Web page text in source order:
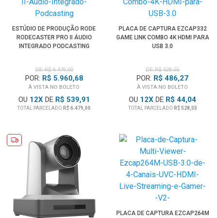
ESTÚDIO DE PRODUÇÃO RODE
RODECASTER PRO II ÁUDIO
INTEGRADO PODCASTING
DE: R$ 6.479,00
POR: R$ 5.960,68
À VISTA NO BOLETO
OU 12XDE R$ 539,91
TOTAL PARCELADO R$ 6.479,00
PLACA DE CAPTURA EZCAP332
GAME LINK COMBO 4K HDMI PARA
USB 3.0
DE: R$ 528,55
POR: R$ 486,27
À VISTA NO BOLETO
OU 12X DE R$ 44,04
TOTAL PARCELADO R$ 528,55
PLACA DE CAPTURA EZCAP264M